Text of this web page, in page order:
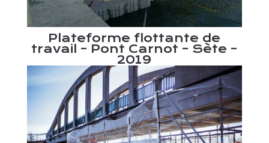
Plateforme flottante de
travail – Pont Carnot – Sète –
2019